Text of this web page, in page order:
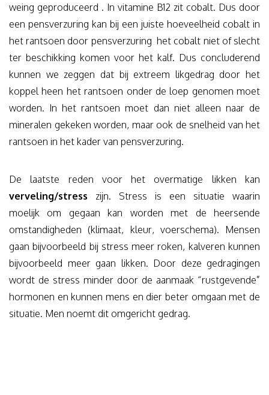
weing geproduceerd . In vitamine B12 zit cobalt. Dus door
een pensverzuring kan bij een juiste hoeveelheid cobalt in
het rantsoen door pensverzuring het cobalt niet of slecht
ter beschikking komen voor het kalf. Dus concluderend
kunnen we zeggen dat bij extreem likgedrag door het
koppel heen het rantsoen onder de loep genomen moet
worden. In het rantsoen moet dan niet alleen naar de
mineralen gekeken worden, maar ook de snelheid van het
rantsoen in het kader van pensverzuring.
De laatste reden voor het overmatige likken kan
verveling/stress zijn. Stress is een situatie waarin
moelijk om gegaan kan worden met de heersende
omstandigheden (klimaat, kleur, voerschema). Mensen
gaan bijvoorbeeld bij stress meer roken, kalveren kunnen
bijvoorbeeld meer gaan likken. Door deze gedragingen
wordt de stress minder door de aanmaak “rustgevende”
hormonen en kunnen mens en dier beter omgaan met de
situatie. Men noemt dit omgericht gedrag.